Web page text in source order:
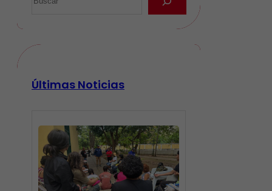
Últimas Noticias